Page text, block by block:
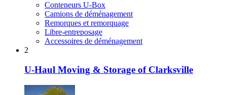
Conteneurs U-Box
Camions de déménagement
Remorques et remorquage
Libre-entreposage
Accessoires de déménagement
2
U-Haul Moving & Storage of Clarksville